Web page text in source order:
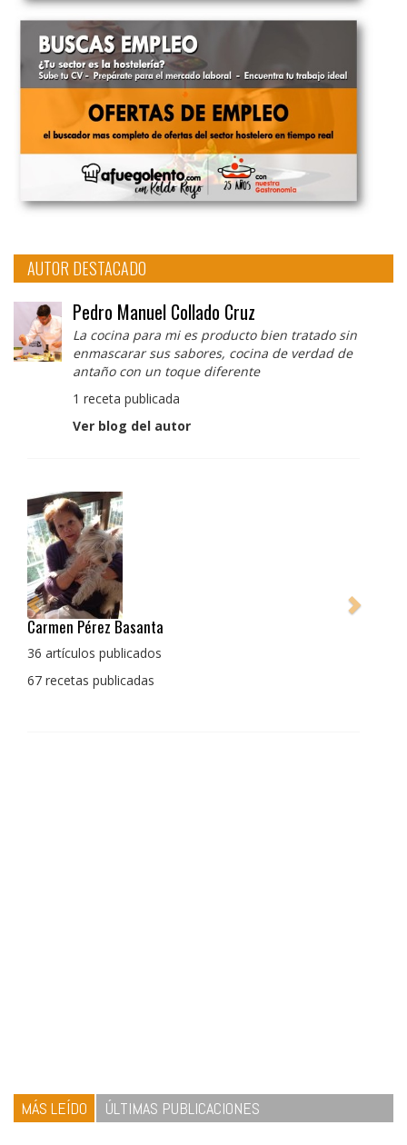
AUTOR DESTACADO
Pedro Manuel Collado Cruz
La cocina para mi es producto bien tratado sin
enmascarar sus sabores, cocina de verdad de
antaño con un toque diferente
1 receta publicada
Ver blog del autor
Pedro Manuel Collado Cruz
La cocina para mi es producto bien tratado sin
con un toque diferente